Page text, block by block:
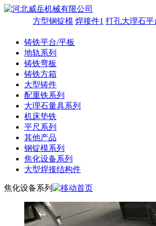
方型钢锭模 焊接件1 打孔大理石平台
铸铁平台/平板
地轨系列
铸铁弯板
铸铁方箱
大型铸件
配重铁系列
大理石量具系列
机床垫铁
平尺系列
其他产品
钢锭模系列
焦化设备系列
大型焊接结构件
焦化设备系列